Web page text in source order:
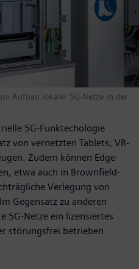
Aufbau lokaler 5G-Netze in der
5G-Funktechologie
von vernetzten Tablets, VR-
Zudem können Edge-
etwa auch in Brownfield-
Verlegung von
Gegensatz zu anderen
5G-Netze ein lizensiertes
störungsfrei betrieben